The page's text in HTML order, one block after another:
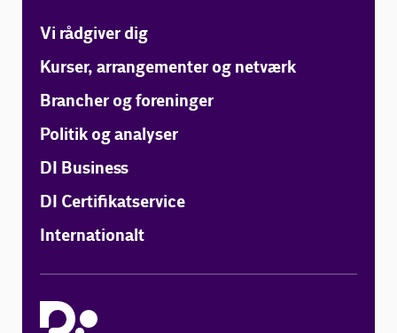
Vi rådgiver dig
Kurser, arrangementer og netværk
Brancher og foreninger
Politik og analyser
DI Business
DI Certifikatservice
Internationalt